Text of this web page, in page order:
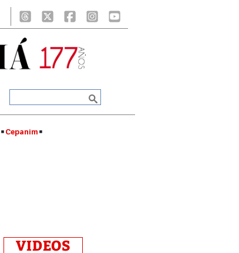
Cepanim
VIDEOS